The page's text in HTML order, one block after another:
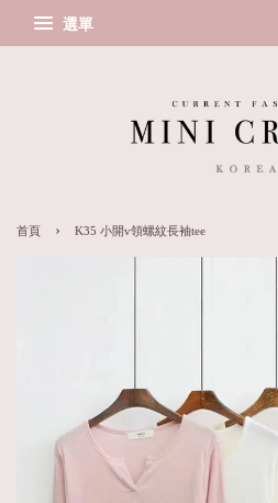
選單
首頁 › K35 小開v領螺紋長袖tee